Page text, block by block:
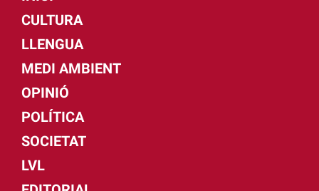
CULTURA
LLENGUA
MEDI AMBIENT
OPINIÓ
POLÍTICA
SOCIETAT
LVL